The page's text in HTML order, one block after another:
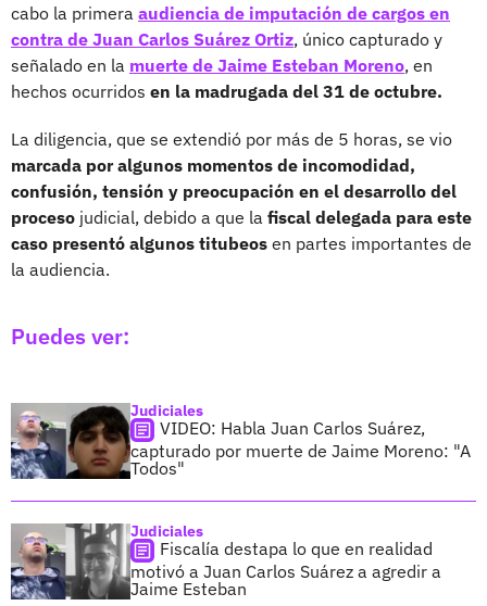
cabo la primera audiencia de imputación de cargos en
contra de Juan Carlos Suárez Ortiz, único capturado y
señalado en la muerte de Jaime Esteban Moreno, en
hechos ocurridos en la madrugada del 31 de octubre.
La diligencia, que se extendió por más de 5 horas, se vio
marcada por algunos momentos de incomodidad,
confusión, tensión y preocupación en el desarrollo del
proceso judicial, debido a que la fiscal delegada para este
caso presentó algunos titubeos en partes importantes de
la audiencia.
Puedes ver:
Judiciales
VIDEO: Habla Juan Carlos Suárez,
capturado por muerte de Jaime Moreno: "A
Todos"
Judiciales
Fiscalía destapa lo que en realidad
motivó a Juan Carlos Suárez a agredir a
Jaime Esteban